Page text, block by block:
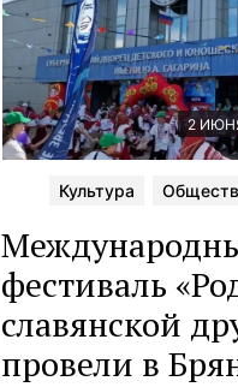
2
Культура
фестиваль
славянской
провели в